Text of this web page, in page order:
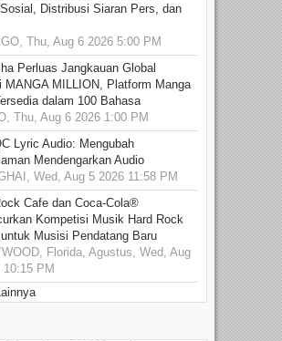
Distribusi Siaran Pers, dan
Thu, Aug 6 2026 5:00 PM
Perluas Jangkauan Global
MANGA MILLION, Platform Manga
dalam 100 Bahasa
Thu, Aug 6 2026 1:00 PM
Lyric Audio: Mengubah
Mendengarkan Audio
Wed, Aug 5 2026 11:58 PM
Cafe dan Coca-Cola®
Kompetisi Musik Hard Rock
Musisi Pendatang Baru
Florida, Agustus, Wed, Aug
10:15 PM